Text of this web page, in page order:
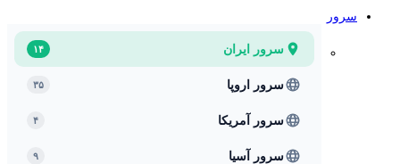
سرور
سرور ایران ۱۴
سرور اروپا ۳۵
سرور آمریکا ۴
سرور آسیا ۹